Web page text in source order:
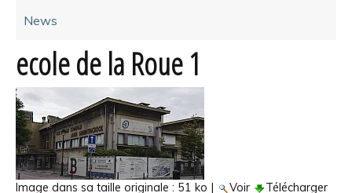
News
ecole de la Roue 1
Image dans sa taille originale : 51 ko | Voir Télécharger